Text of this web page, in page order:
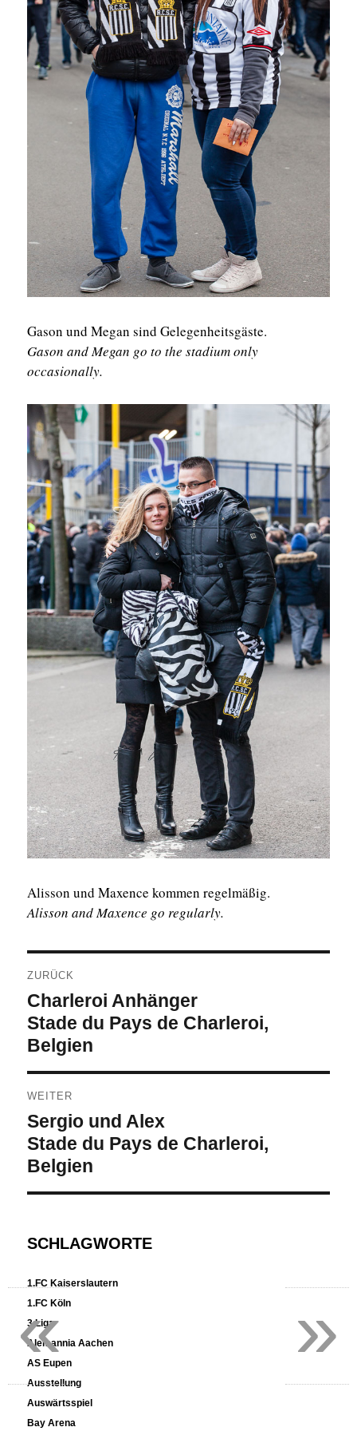
Gason und Megan sind Gelegenheitsgäste.
Gason and Megan go to the stadium only
occasionally.
Alisson und Maxence kommen regelmäßig.
Alisson and Maxence go regularly.
ZURÜCK
Vorheriger
Beitrag:
Charleroi Anhänger
Stade du Pays de Charleroi,
Belgien
WEITER
Nächster
Beitrag:
Sergio und Alex
Stade du Pays de Charleroi,
Belgien
SCHLAGWORTE
1.FC Kaiserslautern
1.FC Köln
3.Liga
Alemannia Aachen
AS Eupen
Ausstellung
Auswärtsspiel
Bay Arena
»
«